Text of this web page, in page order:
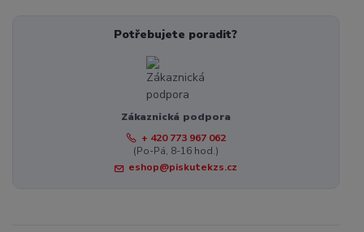
Potřebujete poradit?
Zákaznická podpora
+ 420 773 967 062
(Po-Pá, 8-16 hod.)
eshop@piskutekzs.cz